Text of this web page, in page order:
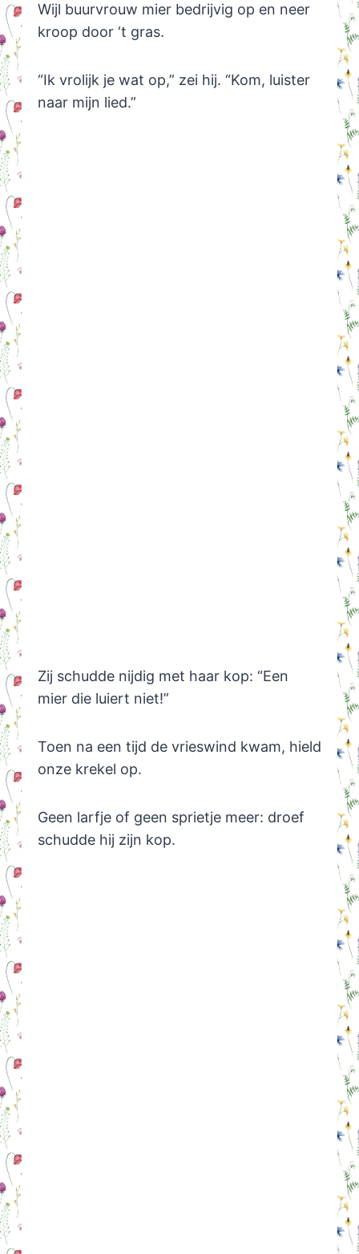
Wijl buurvrouw mier bedrijvig op en neer
kroop door ‘t gras.
“Ik vrolijk je wat op,” zei hij. “Kom, luister
naar mijn lied.”
Zij schudde nijdig met haar kop: “Een
mier die luiert niet!”
Toen na een tijd de vrieswind kwam, hield
onze krekel op.
Geen larfje of geen sprietje meer: droef
schudde hij zijn kop.